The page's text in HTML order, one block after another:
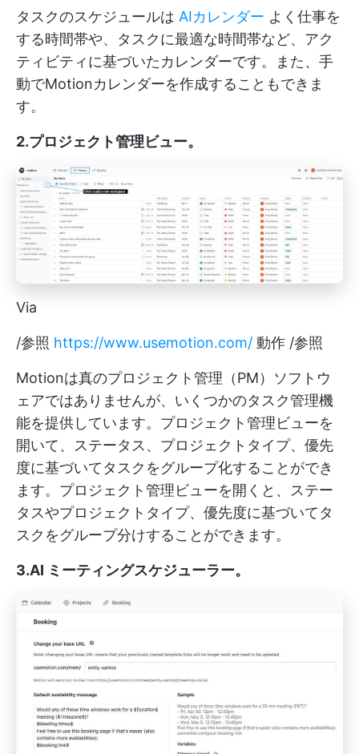
タスクのスケジュールは AIカレンダー よく仕事を
する時間帯や、タスクに最適な時間帯など、アク
ティビティに基づいたカレンダーです。また、手
動でMotionカレンダーを作成することもできま
す。
2.プロジェクト管理ビュー。
Via
/参照 https://www.usemotion.com/ 動作 /参照
Motionは真のプロジェクト管理（PM）ソフトウ
ェアではありませんが、いくつかのタスク管理機
能を提供しています。プロジェクト管理ビューを
開いて、ステータス、プロジェクトタイプ、優先
度に基づいてタスクをグループ化することができ
ます。プロジェクト管理ビューを開くと、ステー
タスやプロジェクトタイプ、優先度に基づいてタ
スクをグループ分けすることができます。
3.AI ミーティングスケジューラー。